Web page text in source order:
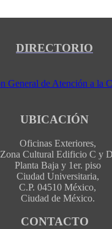
DIRECTORIO
UBICACIÓN
Oficinas Exteriores,
Zona Cultural Edificio C y
Planta Baja y 1er. piso
Ciudad Universitaria,
C.P. 04510 México,
Ciudad de México.
CONTACTO